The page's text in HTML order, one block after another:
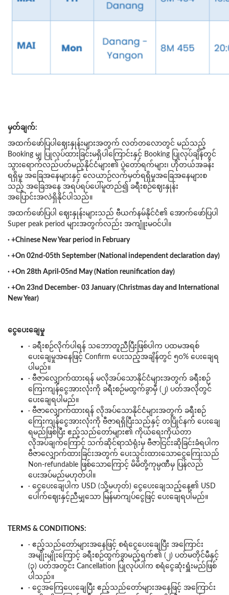
မှတ်ချက်:
အထက်ဖော်ပြပါဈေးနှုန်းများအတွက် လတ်တလောတွင် မည်သည့်
Booking မျှ ပြုလုပ်ထားခြင်းမရှိပါကြောင်းနှင့် Booking ပြုလုပ်ချိန်တွင်
သွားရောက်လည်ပတ်မည့်နိုင်ငံများ၏ ပွဲတော်ရက်များ၊ ဟိုတယ်အခန်း
ရရှိမှု အခြေအနေများနှင့် လေယာဉ်လက်မှတ်ရရှိမှုအခြေအနေများစ
သည့် အခြေအနေ အရပ်ရပ်ပေါ်မူတည်၍ ခရီးစဉ်ဈေးနှုန်း
အပြောင်းအလဲရှိနိုင်ပါသည်။
အထက်ဖော်ပြပါ ဈေးနှုန်းများသည် ဗီယက်နမ်နိုင်ငံ၏ အောက်ဖော်ပြပါ
Super peak period များအတွက်လည်း အကျူံးမဝင်ပါ။
· +Chinese New Year period in February
· +On 02nd-05th September (National independent declaration day)
· +On 28th April-05nd May (Nation reunification day)
· +On 23nd December- 03 January (Christmas day and International
New Year)
ငွေပေးချေမှု
· ခရီးစဉ်လိုက်ပါရန် သဘောတူညီပြီးဖြစ်ပါက ပထမအရစ်
ပေးချေမှုအနေဖြင့် Confirm ပေးသည့်အချိန်တွင် ၅၀% ပေးချေရ
ပါမည်။
· ဗီဇာလျှောက်ထားရန် မလိုအပ်သောနိုင်ငံများအတွက် ခရီးစဉ်
ကြေးကျန်ငွေအားလုံးကို ခရီးစဉ်မထွက်ခွာမှီ (၂) ပတ်အလိုတွင်
ပေးချေရပါမည်။
· ဗီဇာလျှောက်ထားရန် လိုအပ်သောနိုင်ငံများအတွက် ခရီးစဉ်
ကြေးကျန်ငွေအားလုံးကို ဗီဇာရရှိပြီးသည်နှင့် တပြိုင်နက် ပေးချေ
ရမည်ဖြစ်ပြီး ဧည့်သည်တော်များ၏ ကိုယ်ရေးကိုယ်တာ
လိုအပ်ချက်ကြောင့် သက်ဆိုင်ရာသံရုံးမှ ဗီဇာငြင်းဆိုခြင်းခံရပါက
ဗီဇာလျှောက်ထားခြင်းအတွက် ပေးသွင်းထားသောငွေကြေးသည်
Non-refundable ဖြစ်သောကြောင့် မိမိတို့ကုမ္ပဏီမှ ပြန်လည်
ပေးအပ်မည်မဟုတ်ပါ။
· ငွေပေးချေပါက USD (သို့မဟုတ်) ငွေပေးချေသည့်နေ့၏ USD
ပေါက်ဈေးနှင့်ညီမျှသော မြန်မာကျပ်ငွေဖြင့် ပေးချေရပါမည်။
TERMS & CONDITIONS:
· ဧည့်သည်တော်များအနေဖြင့် စရံငွေပေးချေပြီး အကြောင်း
အမျိုးမျိုးကြောင့် ခရီးစဉ်ထွက်ခွာမည့်ရက်၏ (၂) ပတ်မတိုင်မီနှင့်
(၃) ပတ်အတွင်း Cancellation ပြုလုပ်ပါက စရံငွေဆုံးရှူံးမည်ဖြစ်
ပါသည်။
· ငွေအကြေပေးချေပြီး ဧည့်သည်တော်များအနေဖြင့် အကြောင်း